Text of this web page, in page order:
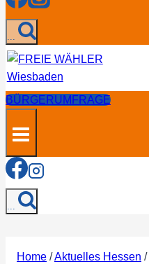
...
BÜRGERUMFRAGE
...
Home /Aktuelles Hessen /